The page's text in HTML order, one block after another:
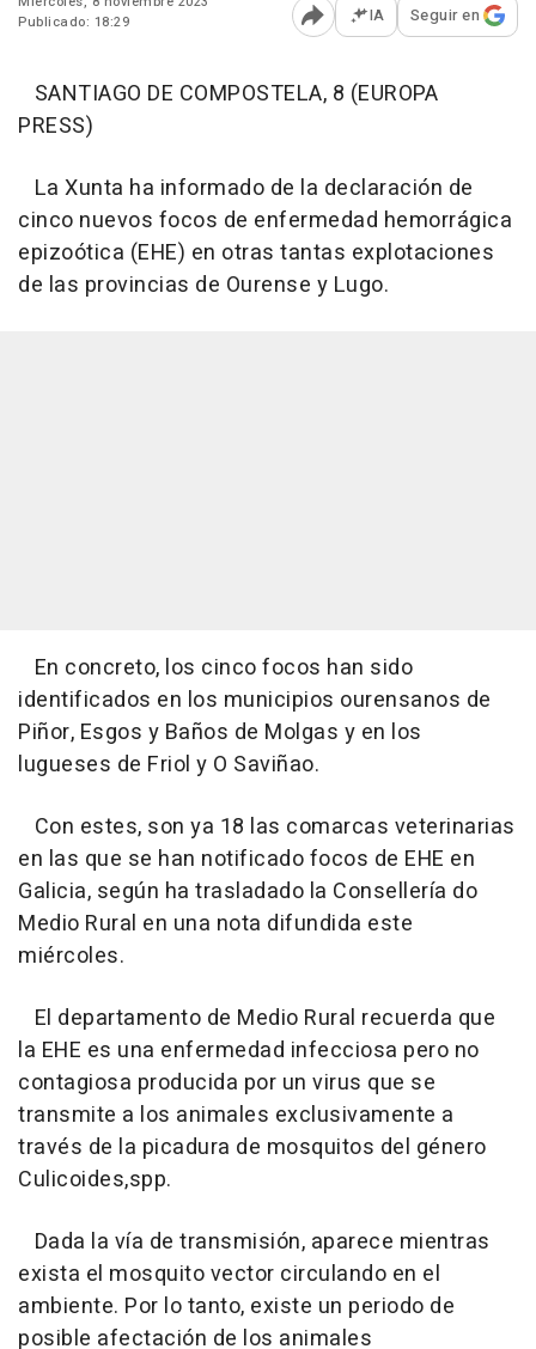
Publicado: 18:29
Abrir opciones para
IA Seguir en
SANTIAGO DE COMPOSTELA, 8 (EUROPA
PRESS)
La Xunta ha informado de la declaración de
cinco nuevos focos de enfermedad hemorrágica
epizoótica (EHE) en otras tantas explotaciones
de las provincias de Ourense y Lugo.
En concreto, los cinco focos han sido
identificados en los municipios ourensanos de
Piñor, Esgos y Baños de Molgas y en los
lugueses de Friol y O Saviñao.
Con estes, son ya 18 las comarcas veterinarias
en las que se han notificado focos de EHE en
Galicia, según ha trasladado la Consellería do
Medio Rural en una nota difundida este
miércoles.
El departamento de Medio Rural recuerda que
la EHE es una enfermedad infecciosa pero no
contagiosa producida por un virus que se
transmite a los animales exclusivamente a
través de la picadura de mosquitos del género
Culicoides,spp.
Dada la vía de transmisión, aparece mientras
exista el mosquito vector circulando en el
ambiente. Por lo tanto, existe un periodo de
posible afectación de los animales